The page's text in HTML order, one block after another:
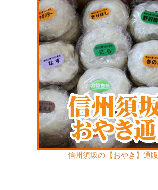
信州須坂の【おやき】通販